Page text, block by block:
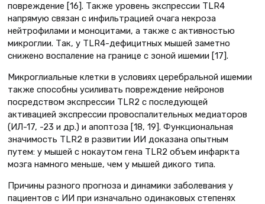
повреждение [16]. Также уровень экспрессии TLR4
напрямую связан с инфильтрацией очага некроза
нейтрофилами и моноцитами, а также с активностью
микроглии. Так, у TLR4-дефицитных мышей заметно
снижено воспаление на границе с зоной ишемии [17].
Микроглиальные клетки в условиях церебральной ишемии
также способны усиливать повреждение нейронов
посредством экспрессии TLR2 с последующей
активацией экспрессии провоспалительных медиаторов
(ИЛ-17, -23 и др.) и апоптоза [18, 19]. Функциональная
значимость TLR2 в развитии ИИ доказана опытным
путем: у мышей с нокаутом гена TLR2 объем инфаркта
мозга намного меньше, чем у мышей дикого типа.
Причины разного прогноза и динамики заболевания у
пациентов с ИИ при изначально одинаковых степенях